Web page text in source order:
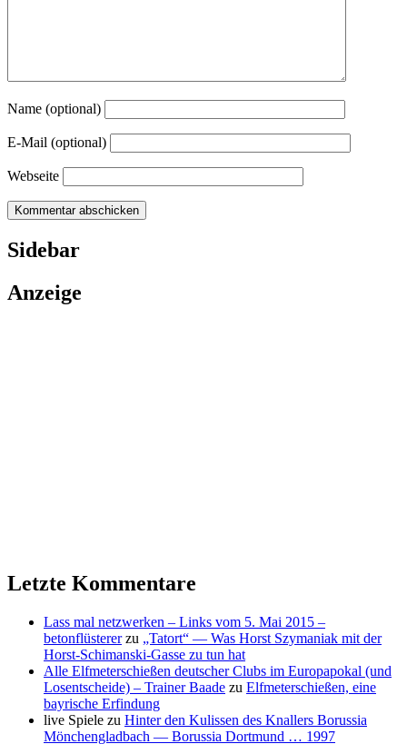
Name (optional)
E-Mail (optional)
Webseite
Sidebar
Anzeige
Letzte Kommentare
Lass mal netzwerken – Links vom 5. Mai 2015 –
betonflüstererzu „Tatort“ — Was Horst Szymaniak mit der
Horst-Schimanski-Gasse zu tun hat
Alle Elfmeterschießen deutscher Clubs im Europapokal (und
Losentscheide) – Trainer Baade zu Elfmeterschießen, eine
bayrische Erfindung
live Spiele zu Hinter den Kulissen des Knallers Borussia
Mönchengladbach — Borussia Dortmund … 1997